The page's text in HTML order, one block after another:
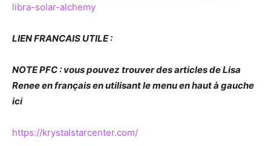
libra-solar-alchemy
LIEN FRANCAIS UTILE :
NOTE PFC : vous pouvez trouver des articles de Lisa
Renee en français en utilisant le menu en haut à gauche
ici
https://krystalstarcenter.com/